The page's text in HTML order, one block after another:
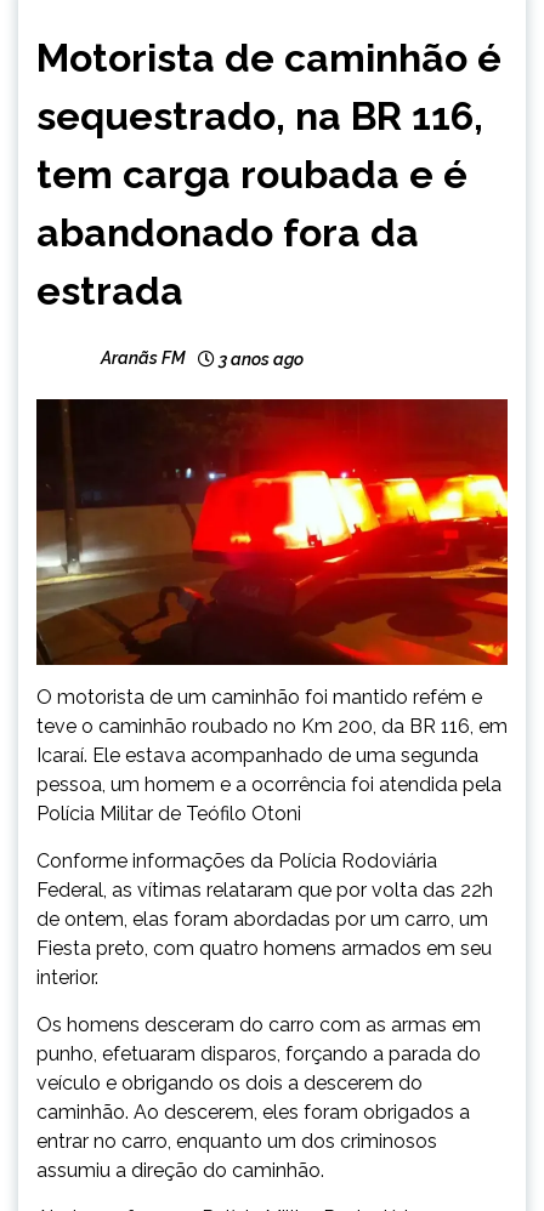
GERAIS
Motorista de caminhão é
sequestrado, na BR 116,
tem carga roubada e é
abandonado fora da
estrada
Aranãs FM 3 anos ago
O motorista de um caminhão foi mantido refém e
teve o caminhão roubado no Km 200, da BR 116, em
Icaraí. Ele estava acompanhado de uma segunda
pessoa, um homem e a ocorrência foi atendida pela
Polícia Militar de Teófilo Otoni
Conforme informações da Polícia Rodoviária
Federal, as vítimas relataram que por volta das 22h
de ontem, elas foram abordadas por um carro, um
Fiesta preto, com quatro homens armados em seu
interior.
Os homens desceram do carro com as armas em
punho, efetuaram disparos, forçando a parada do
veículo e obrigando os dois a descerem do
caminhão. Ao descerem, eles foram obrigados a
entrar no carro, enquanto um dos criminosos
assumiu a direção do caminhão.